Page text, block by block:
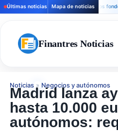
Últimas noticias Mapa de noticiasLos fondos
Finantres Noticias
Noticias » Negocios y autónomos
Madrid lanza
hasta 10.000
autónomos: